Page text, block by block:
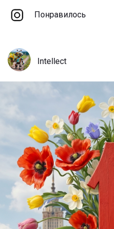
Понравилось
Intellect